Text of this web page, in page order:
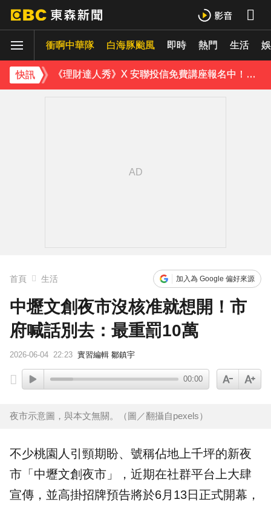
衝啊中華隊 白海豚颱風 即時 熱門 生活
快訊
下載東森App，隨時掌握天下大小事！
《理財達人秀》X 安聯投信免費講座報名中！搶先卡位 2027
首頁 生活 加入為 Google 偏好來源
中壢文創夜市沒核准就想開！市
府喊話別去：最重罰10萬
2026-06-04 22:23 實習編輯 鄒鎮宇
00:00
夜市示意圖，與本文無關。（圖／翻攝自pexels）
不少桃園 人引頸期盼、號稱佔地上千坪的新夜
市 「 中壢文創夜市 」，近期在社群平台上大肆
宣傳，並高掛招牌預告將於6月13日正式開幕，